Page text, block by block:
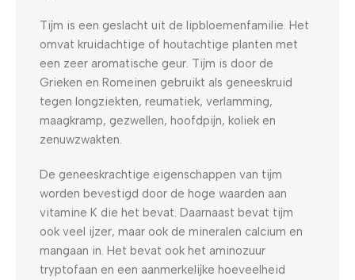
Tijm is een geslacht uit de lipbloemenfamilie. Het
omvat kruidachtige of houtachtige planten met
een zeer aromatische geur. Tijm is door de
Grieken en Romeinen gebruikt als geneeskruid
tegen longziekten, reumatiek, verlamming,
maagkramp, gezwellen, hoofdpijn, koliek en
zenuwzwakten.
De geneeskrachtige eigenschappen van tijm
worden bevestigd door de hoge waarden aan
vitamine K die het bevat. Daarnaast bevat tijm
ook veel ijzer, maar ook de mineralen calcium en
mangaan in. Het bevat ook het aminozuur
tryptofaan en een aanmerkelijke hoeveelheid